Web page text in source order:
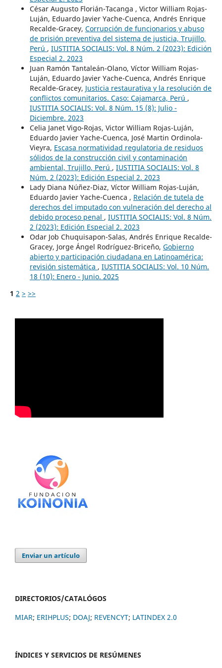
César Augusto Florián-Tacanga , Victor William Rojas-
Luján, Eduardo Javier Yache-Cuenca, Andrés Enrique
Recalde-Gracey, Corrupción de funcionarios y abuso
de prisión preventiva del sistema de justicia, Trujillo,
Perú , IUSTITIA SOCIALIS: Vol. 8 Núm. 2 (2023): Edición
Especial 2. 2023
Juan Ramón Tantaleán-Olano, Víctor William Rojas-
Luján, Eduardo Javier Yache-Cuenca, Andrés Enrique
Recalde-Gracey, Justicia restaurativa y la resolución de
conflictos comunitarios. Caso: Cajamarca, Perú ,
IUSTITIA SOCIALIS: Vol. 8 Núm. 15 (8): Julio -
Diciembre. 2023
Celia Janet Vigo-Rojas, Victor William Rojas-Luján,
Eduardo Javier Yache-Cuenca, José Martin Ordinola-
Vieyra, Escasa normatividad regulatoria de residuos
sólidos de la construcción civil y contaminación
ambiental, Trujillo, Perú , IUSTITIA SOCIALIS: Vol. 8
Núm. 2 (2023): Edición Especial 2. 2023
Lady Diana Núñez-Diaz, Víctor William Rojas-Luján,
Eduardo Javier Yache-Cuenca , Relación de tutela de
derechos del imputado con vulneración del derecho al
debido proceso penal , IUSTITIA SOCIALIS: Vol. 8 Núm.
2 (2023): Edición Especial 2. 2023
Odar Job Chuquisapon-Salas, Andrés Enrique Recalde-
Gracey, Jorge Ángel Rodríguez-Briceño, Gobierno
abierto y participación ciudadana en Latinoamérica:
revisión sistemática , IUSTITIA SOCIALIS: Vol. 10 Núm.
18 (10): Enero - Junio. 2025
1 2 > >>
Enviar un artículo
DIRECTORIOS/CATALÓGOS
MIAR; ERIHPLUS; DOAJ; REVENCYT; LATINDEX 2.0
ÍNDICES Y SERVICIOS DE RESÚMENES